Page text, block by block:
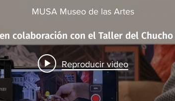
MUSA Museo de las Artes
Reproducir video